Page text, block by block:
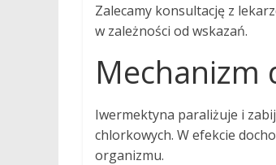
Zalecamy konsultację z
w zależności od wskazań.
Mechanizm
Iwermektyna paraliżuje i
chlorkowych. W efekcie
organizmu.